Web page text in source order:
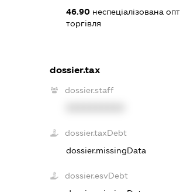
46.90 неспеціалізована
торгівля
dossier.tax
dossier.staff
dossier.taxDebt
dossier.missingData
dossier.esvDebt